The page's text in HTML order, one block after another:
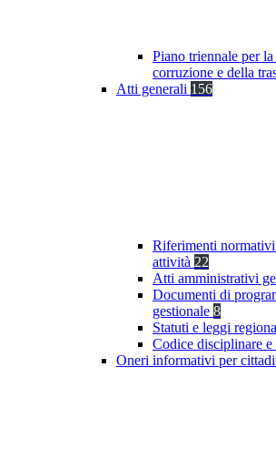
Piano triennale per
corruzione e della
Atti generali 156
Riferimenti
attività 22
Atti amministrativi
Documenti di
gestionale 8
Statuti e leggi
Codice disciplinare
Oneri informativi per